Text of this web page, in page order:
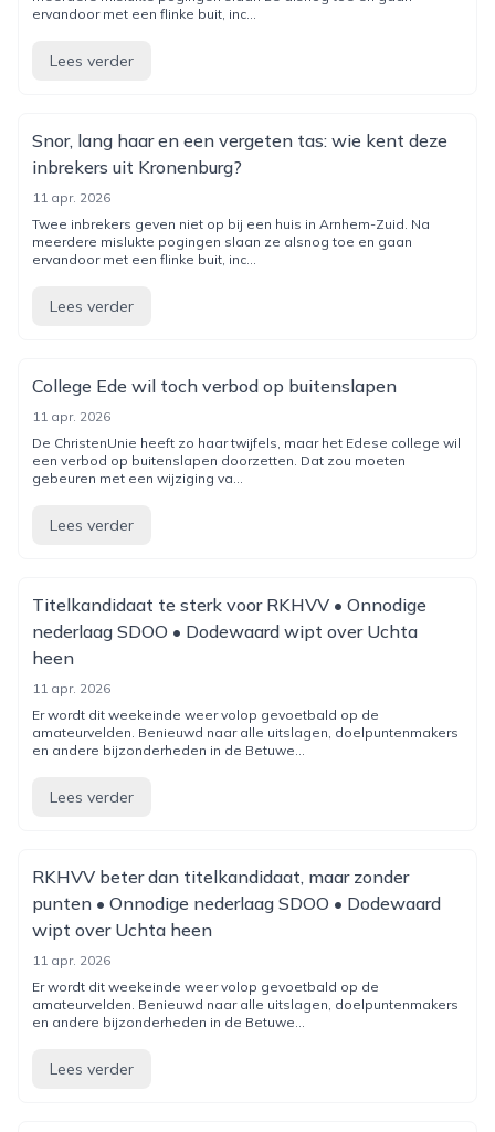
ervandoor met een flinke buit, inc...
Lees verder
Snor, lang haar en een vergeten tas: wie kent deze
inbrekers uit Kronenburg?
11 apr. 2026
Twee inbrekers geven niet op bij een huis in Arnhem-Zuid. Na
meerdere mislukte pogingen slaan ze alsnog toe en gaan
ervandoor met een flinke buit, inc...
Lees verder
College Ede wil toch verbod op buitenslapen
11 apr. 2026
De ChristenUnie heeft zo haar twijfels, maar het Edese college wil
een verbod op buitenslapen doorzetten. Dat zou moeten
gebeuren met een wijziging va...
Lees verder
Titelkandidaat te sterk voor RKHVV • Onnodige
nederlaag SDOO • Dodewaard wipt over Uchta
heen
11 apr. 2026
Er wordt dit weekeinde weer volop gevoetbald op de
amateurvelden. Benieuwd naar alle uitslagen, doelpuntenmakers
en andere bijzonderheden in de Betuwe...
Lees verder
RKHVV beter dan titelkandidaat, maar zonder
punten • Onnodige nederlaag SDOO • Dodewaard
wipt over Uchta heen
11 apr. 2026
Er wordt dit weekeinde weer volop gevoetbald op de
amateurvelden. Benieuwd naar alle uitslagen, doelpuntenmakers
en andere bijzonderheden in de Betuwe...
Lees verder